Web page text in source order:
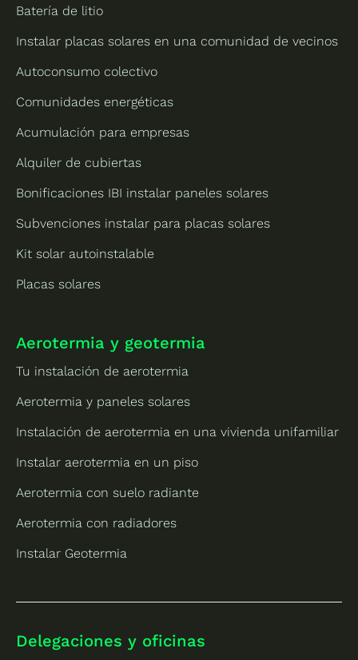
Batería de litio
Instalar placas solares en una comunidad de vecinos
Autoconsumo colectivo
Comunidades energéticas
Acumulación para empresas
Alquiler de cubiertas
Bonificaciones IBI instalar paneles solares
Subvenciones instalar para placas solares
Kit solar autoinstalable
Placas solares
Aerotermia y geotermia
Tu instalación de aerotermia
Aerotermia y paneles solares
Instalación de aerotermia en una vivienda unifamiliar
Instalar aerotermia en un piso
Aerotermia con suelo radiante
Aerotermia con radiadores
Instalar Geotermia
Delegaciones y oficinas